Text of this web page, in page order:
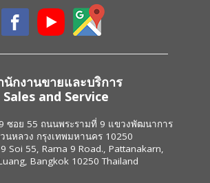
นักงานขายและบริการ
Sales and Service
ซอย 55 ถนนพระรามที่ 9 แขวงพัฒนาการ
นหลวง กรุงเทพมหานคร 10250
Soi 55, Rama 9 Road., Pattanakarn,
Bangkok 10250 Thailand